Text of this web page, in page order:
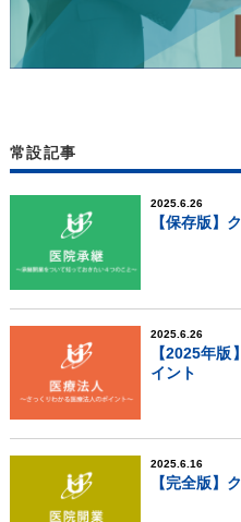
常設記事
2025.6.26
【保存版】
2025.6.26
【2025年
イント
2025.6.16
【完全版】